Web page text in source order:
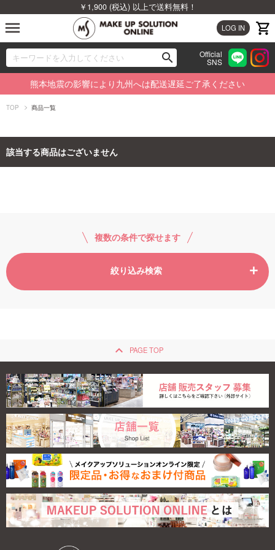
￥1,900 (税込) 以上で送料無料！
LOG IN
menu
search
00
Official
SNS
ブランドから探す
カテゴリから探す
ログイン・新規会員登録
熊本地震の影響により九州へは配送遅延ご了承ください
TOP 商品一覧
該当する商品はございません
複数の条件で探せます
絞り込み検索
keyboard_arrow_up PAGE TOP